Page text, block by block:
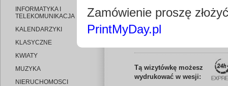
INFORMATYKA I
TELEKOMUNIKACJA
KALENDARZYKI
KLASYCZNE
KWIATY
MUZYKA
NIERUCHOMOSCI
Edytuj
Tą wizytówkę możesz
wydrukować w wesji:
Zamówienie proszę
PrintMyDay.pl